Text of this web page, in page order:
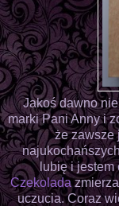
Jakoś dawno
marki Pani Anny i
że zawsze
lubię i jestem
Czekolada
uczucia. Coraz